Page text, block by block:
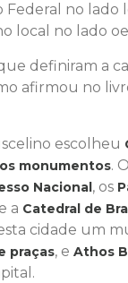
no lado
local no lado
definiram a
afirmou no
escolheu
monumentos.
Nacional , os
e a Catedral de
cidade um
praças, e Athos